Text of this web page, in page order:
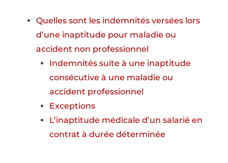
Quelles sont les indemnités versées lors
d’une inaptitude pour maladie ou
accident non professionnel
Indemnités suite à une inaptitude
consécutive à une maladie ou
accident professionnel
Exceptions
L’inaptitude médicale d’un salarié en
contrat à durée déterminée